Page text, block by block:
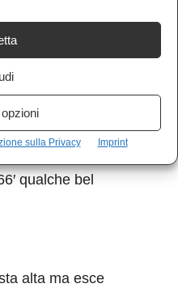
sulla Privacy Imprint
del rigore provocato
voglia di spaccare
spazi che non
qualche bel
alta ma esce